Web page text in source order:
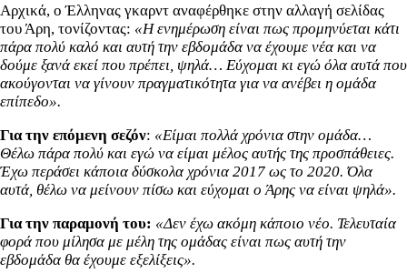
Αρχικά, ο Έλληνας γκαρντ αναφέρθηκε στην αλλαγή σελίδας
του Άρη, τονίζοντας: «Η ενημέρωση είναι πως προμηνύεται κάτι
πάρα πολύ καλό και αυτή την εβδομάδα να έχουμε νέα και να
δούμε ξανά εκεί που πρέπει, ψηλά… Εύχομαι κι εγώ όλα αυτά που
ακούγονται να γίνουν πραγματικότητα για να ανέβει η ομάδα
επίπεδο».
Για την επόμενη σεζόν: «Είμαι πολλά χρόνια στην ομάδα…
Θέλω πάρα πολύ και εγώ να είμαι μέλος αυτής της προσπάθειες.
Έχω περάσει κάποια δύσκολα χρόνια 2017 ως το 2020. Όλα
αυτά, θέλω να μείνουν πίσω και εύχομαι ο Άρης να είναι ψηλά».
Για την παραμονή του: «Δεν έχω ακόμη κάποιο νέο. Τελευταία
φορά που μίλησα με μέλη της ομάδας είναι πως αυτή την
εβδομάδα θα έχουμε εξελίξεις».